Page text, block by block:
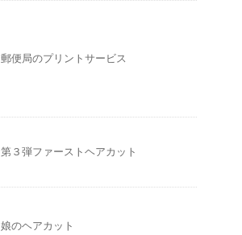
郵便局のプリントサービス
第３弾ファーストヘアカット
娘のヘアカット